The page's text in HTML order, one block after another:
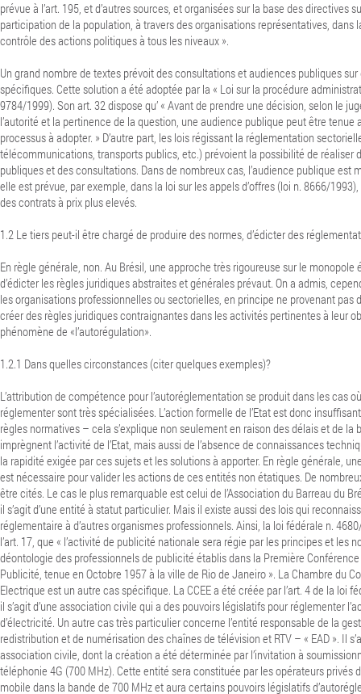
prévue à l’art. 195, et d’autres sources, et organisées sur la base des directives
participation de la population, à travers des organisations représentatives, dans
contrôle des actions politiques à tous les niveaux ».
Un grand nombre de textes prévoit des consultations et audiences publiques
spécifiques. Cette solution a été adoptée par la « Loi sur la procédure
9784/1999). Son art. 32 dispose qu’ « Avant de prendre une décision, selon le
l’autorité et la pertinence de la question, une audience publique peut être tenue
processus à adopter. » D’autre part, les lois régissant la réglementation
télécommunications, transports publics, etc.) prévoient la possibilité de réaliser
publiques et des consultations. Dans de nombreux cas, l’audience publique est
elle est prévue, par exemple, dans la loi sur les appels d’offres (loi n. 8666/1993),
des contrats à prix plus elevés.
1.2 Le tiers peut-il être chargé de produire des normes, d’édicter des
En règle générale, non. Au Brésil, une approche très rigoureuse sur le monopole
d’édicter les règles juridiques abstraites et générales prévaut. On a admis,
les organisations professionnelles ou sectorielles, en principe ne provenant pas
créer des règles juridiques contraignantes dans les activités pertinentes à leur
phénomène de «l’autorégulation».
1.2.1 Dans quelles circonstances (citer quelques exemples)?
L’attribution de compétence pour l’autoréglementation se produit dans les cas
réglementer sont très spécialisées. L’action formelle de l’Etat est donc
règles normatives – cela s’explique non seulement en raison des délais et de la
imprègnent l’activité de l’Etat, mais aussi de l’absence de connaissances
la rapidité exigée par ces sujets et les solutions à apporter. En règle générale,
est nécessaire pour valider les actions de ces entités non étatiques. De
être cités. Le cas le plus remarquable est celui de l’Association du Barreau du
il s’agit d’une entité à statut particulier. Mais il existe aussi des lois qui
réglementaire à d’autres organismes professionnels. Ainsi, la loi fédérale n.
l’art. 17, que « l’activité de publicité nationale sera régie par les principes et les
déontologie des professionnels de publicité établis dans la Première
Publicité, tenue en Octobre 1957 à la ville de Rio de Janeiro ». La Chambre du
Electrique est un autre cas spécifique. La CCEE a été créée par l’art. 4 de la loi
il s’agit d’une association civile qui a des pouvoirs législatifs pour réglementer
d’électricité. Un autre cas très particulier concerne l’entité responsable de la
redistribution et de numérisation des chaînes de télévision et RTV – « EAD ». Il
association civile, dont la création a été déterminée par l’invitation à
téléphonie 4G (700 MHz). Cette entité sera constituée par les opérateurs privés
mobile dans la bande de 700 MHz et aura certains pouvoirs législatifs